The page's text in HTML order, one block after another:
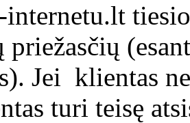
Jei klientas
turi teisę